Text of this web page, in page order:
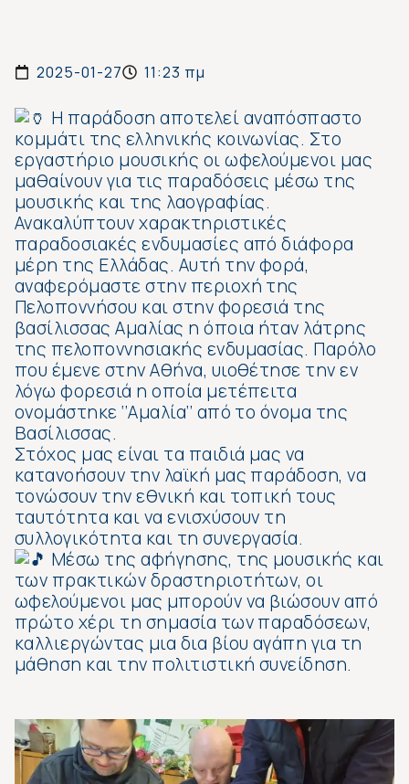
2025-01-27 11:23 πμ
Η παράδοση αποτελεί αναπόσπαστο
κομμάτι της ελληνικής κοινωνίας. Στο
εργαστήριο μουσικής οι ωφελούμενοι μας
μαθαίνουν για τις παραδόσεις μέσω της
μουσικής και της λαογραφίας.
Ανακαλύπτουν χαρακτηριστικές
παραδοσιακές ενδυμασίες από διάφορα
μέρη της Ελλάδας. Αυτή την φορά,
αναφερόμαστε στην περιοχή της
Πελοποννήσου και στην φορεσιά της
βασίλισσας Αμαλίας η όποια ήταν λάτρης
της πελοποννησιακής ενδυμασίας. Παρόλο
που έμενε στην Αθήνα, υιοθέτησε την εν
λόγω φορεσιά η οποία μετέπειτα
ονομάστηκε ‘’Αμαλία’’ από το όνομα της
Βασίλισσας.
Στόχος μας είναι τα παιδιά μας να
κατανοήσουν την λαϊκή μας παράδοση, να
τονώσουν την εθνική και τοπική τους
ταυτότητα και να ενισχύσουν τη
συλλογικότητα και τη συνεργασία.
Μέσω της αφήγησης, της μουσικής και
των πρακτικών δραστηριοτήτων, οι
ωφελούμενοι μας μπορούν να βιώσουν από
πρώτο χέρι τη σημασία των παραδόσεων,
καλλιεργώντας μια δια βίου αγάπη για τη
μάθηση και την πολιτιστική συνείδηση.